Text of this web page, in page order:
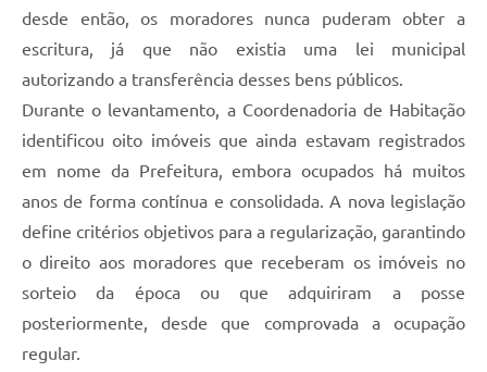
desde então, os moradores nunca puderam obter a
escritura, já que não existia uma lei municipal
autorizando a transferência desses bens públicos.
Durante o levantamento, a Coordenadoria de Habitação
identificou oito imóveis que ainda estavam registrados
em nome da Prefeitura, embora ocupados há muitos
anos de forma contínua e consolidada. A nova legislação
define critérios objetivos para a regularização, garantindo
o direito aos moradores que receberam os imóveis no
sorteio da época ou que adquiriram a posse
posteriormente, desde que comprovada a ocupação
regular.